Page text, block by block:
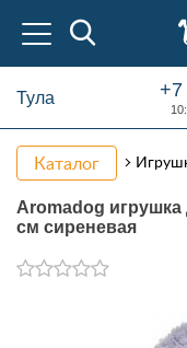
Тула
Каталог
Aromadog игрушка
см сиреневая